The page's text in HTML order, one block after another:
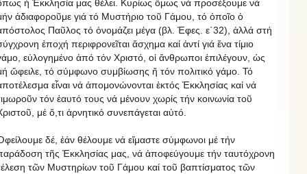
ἡ Ἐκκλησία μας θέλει. Κυρίως ὅμως νά προσέξουμε νά
ἀδιαφοροῦμε γιά τό Μυστήριο τοῦ Γάμου, τό ὁποῖο ὁ
Παῦλος τό ὀνομάζει μέγα (βλ. Ἐφες. ε΄32), ἀλλά στή
ἐποχή περιφρονεῖται ἄσχημα καί ἀντί γιά ἕνα τίμιο
εὐλογημένο ἀπό τόν Χριστό, οἱ ἄνθρωποι ἐπιλέγουν, ὡς
ὤφειλε, τό σύμφωνο συμβίωσης ἤ τόν πολιτικό γάμο. Τό
εἶναι νά ἀπομονώνονται ἐκτός Ἐκκλησίας καί νά
τόν ἑαυτό τους νά μένουν χωρίς τήν κοινωνία τοῦ
μέ ὅ,τι ἀρνητικό συνεπάγεται αὐτό.
δέ, ἐάν θέλουμε νά εἴμαστε σύμφωνοι μέ τήν
τῆς Ἐκκλησίας μας, νά ἀποφεύγουμε τήν ταυτόχρονη
τῶν Μυστηρίων τοῦ Γάμου καί τοῦ βαπτίσματος τῶν